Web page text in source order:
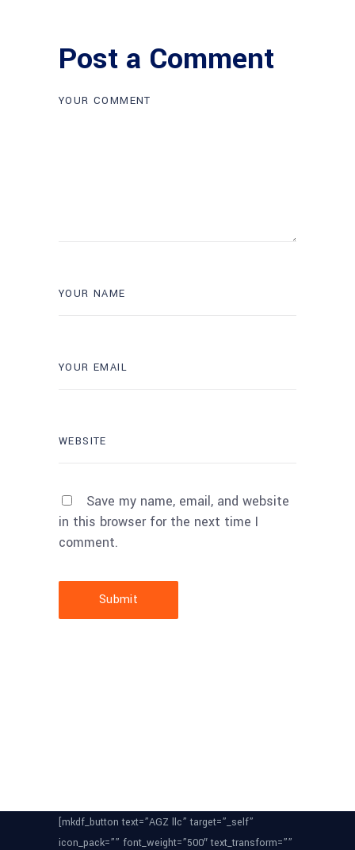
Post a Comment
Save my name, email, and website
in this browser for the next time I
comment.
Submit
[mkdf_button text=”AGZ llc” target=”_self”
icon_pack=”” font_weight=”500″ text_transform=””